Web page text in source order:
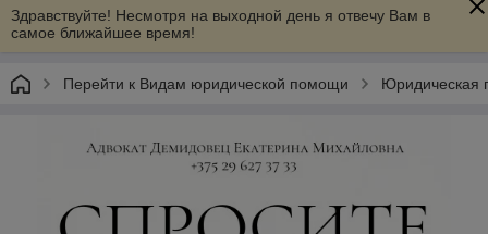
Здравствуйте! Несмотря на выходной день я отвечу Вам в
самое ближайшее время!
Перейти к Видам юридической помощи